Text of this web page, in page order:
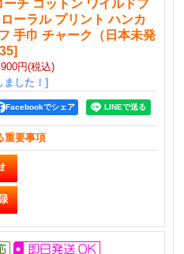
ーチ コットン ワイルドフ
ーラル プリント ハンカ
手巾 チャーク（日本未発
]
円(税込)
ました！]
Facebookでシェア
重要事項